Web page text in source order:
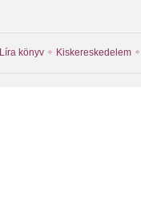
Líra könyv Kiskereskedelem